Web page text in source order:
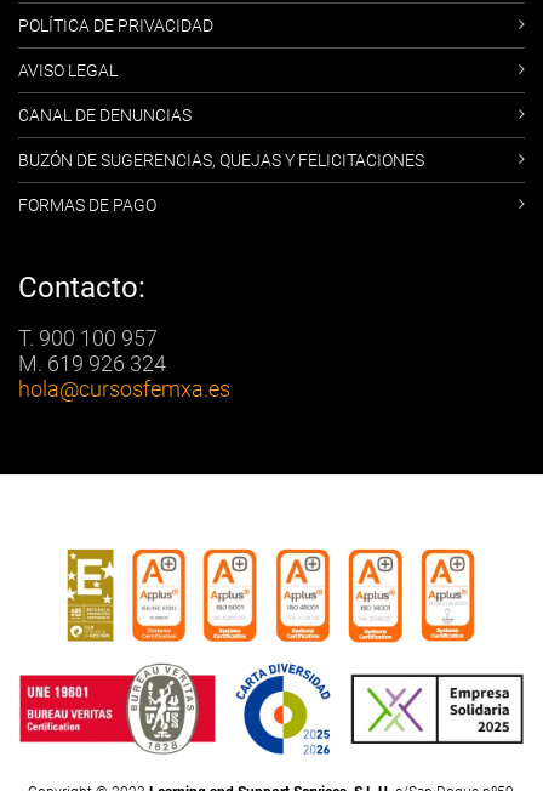
POLÍTICA DE PRIVACIDAD
AVISO LEGAL
CANAL DE DENUNCIAS
BUZÓN DE SUGERENCIAS, QUEJAS Y FELICITACIONES
FORMAS DE PAGO
Contacto:
T. 900 100 957
M. 619 926 324
hola@cursosfemxa.es